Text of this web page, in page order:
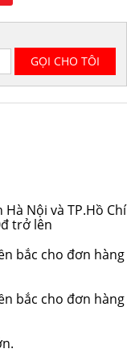
Nội và TP.Hồ Chí
trở lên
bắc cho đơn hàng
bắc cho đơn hàng